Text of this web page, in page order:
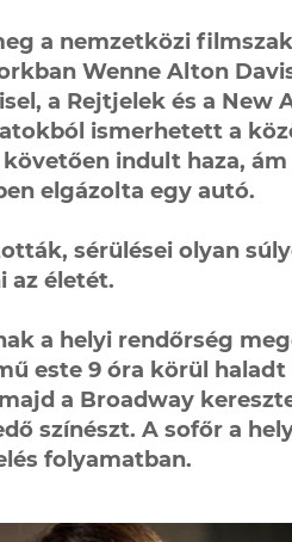
a nemzetközi
Wenne Alton
a Rejtjelek és a New
ismerhetett a
indult haza, ám
elgázolta egy autó.
sérülései olyan
az életét.
a helyi rendőrség
este 9 óra körül
a Broadway
színészt. A sofőr a
folyamatban.